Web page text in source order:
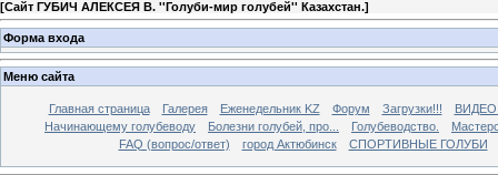
[Сайт ГУБИЧ АЛЕКСЕЯ В. ''Голуби-мир голубей'' Казахстан.]
Форма входа
Меню сайта
Главная страница Галерея Еженедельник KZ Форум Загрузки!!!
Начинающему голубеводу
Болезни голубей, про... Голубеводство.
FAQ (вопрос/ответ)
город Актюбинск СПОРТИВНЫЕ ГОЛУБИ